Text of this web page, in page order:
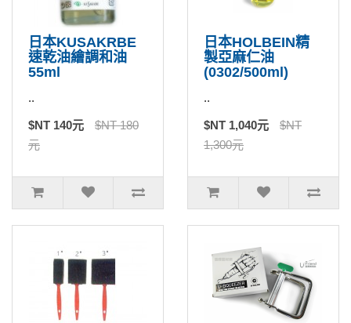
日本KUSAKRBE
速乾油繪調和油
55ml
..
$NT 140元
$NT 180
元
日本HOLBEIN精
製亞麻仁油
(0302/500ml)
..
$NT 1,040元
$NT
1,300元